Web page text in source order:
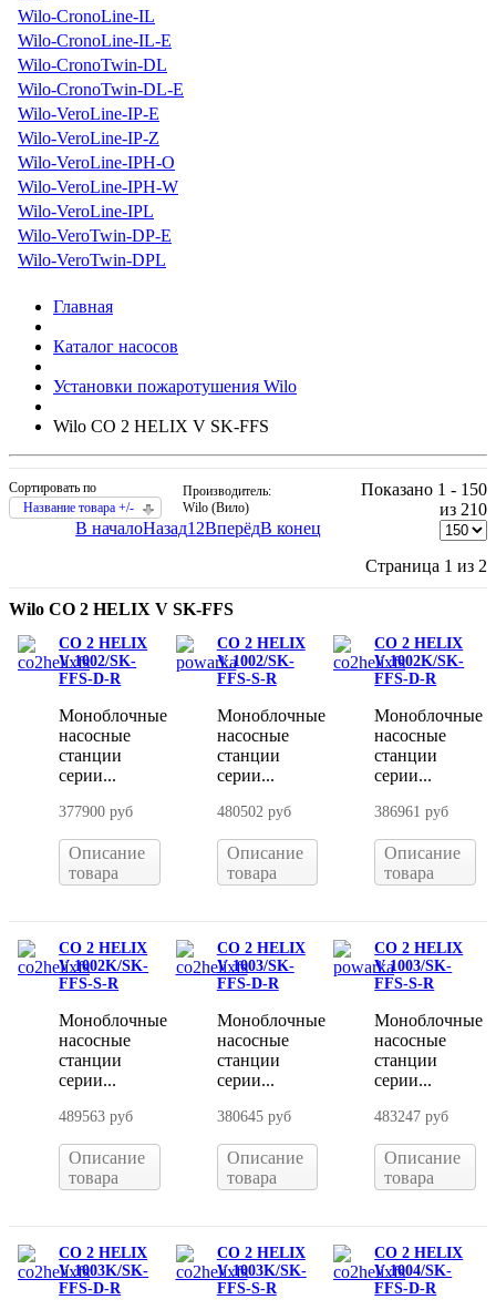
Wilo-CronoLine-IL
Wilo-CronoLine-IL-E
Wilo-CronoTwin-DL
Wilo-CronoTwin-DL-E
Wilo-VeroLine-IP-E
Wilo-VeroLine-IP-Z
Wilo-VeroLine-IPH-O
Wilo-VeroLine-IPH-W
Wilo-VeroLine-IPL
Wilo-VeroTwin-DP-E
Wilo-VeroTwin-DPL
Главная
Каталог насосов
Установки пожаротушения Wilo
Wilo CO 2 HELIX V SK-FFS
Сортировать по
Название товара +/-
Производитель:
Wilo (Вило)
Показано 1 - 150
из 210
В началоНазад1 2ВперёдВ конец
Страница 1 из 2
Wilo CO 2 HELIX V SK-FFS
CO 2 HELIX
V 1002/SK-
FFS-D-R
Моноблочные
насосные
станции
серии...
377900 руб
Описание
товара
CO 2 HELIX
V 1002/SK-
FFS-S-R
Моноблочные
насосные
станции
серии...
480502 руб
Описание
товара
CO 2 HELIX
V 1002K/SK-
FFS-D-R
Моноблочные
насосные
станции
серии...
386961 руб
Описание
товара
CO 2 HELIX
V 1002K/SK-
FFS-S-R
Моноблочные
насосные
станции
серии...
489563 руб
Описание
товара
CO 2 HELIX
V 1003/SK-
FFS-D-R
Моноблочные
насосные
станции
серии...
380645 руб
Описание
товара
CO 2 HELIX
V 1003/SK-
FFS-S-R
Моноблочные
насосные
станции
серии...
483247 руб
Описание
товара
CO 2 HELIX
V 1003K/SK-
FFS-D-R
CO 2 HELIX
V 1003K/SK-
FFS-S-R
CO 2 HELIX
V 1004/SK-
FFS-D-R